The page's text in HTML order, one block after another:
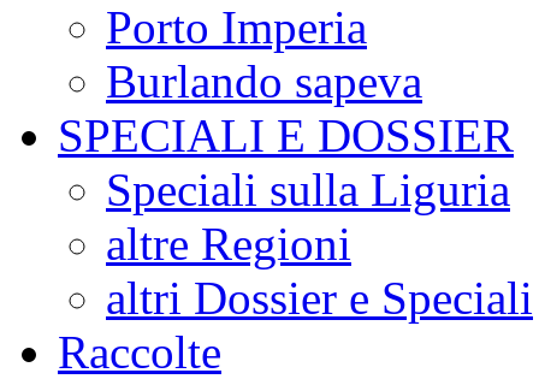
Porto Imperia
Burlando sapeva
SPECIALI E DOSSIER
Speciali sulla Liguria
altre Regioni
altri Dossier e Speciali
Raccolte